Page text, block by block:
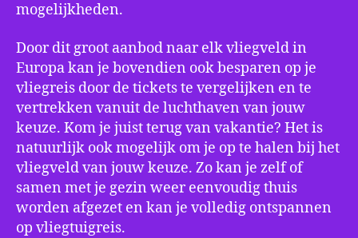
mogelijkheden.
Door dit groot aanbod naar elk vliegveld in
Europa kan je bovendien ook besparen op je
vliegreis door de tickets te vergelijken en te
vertrekken vanuit de luchthaven van jouw
keuze. Kom je juist terug van vakantie? Het is
natuurlijk ook mogelijk om je op te halen bij het
vliegveld van jouw keuze. Zo kan je zelf of
samen met je gezin weer eenvoudig thuis
worden afgezet en kan je volledig ontspannen
op vliegtuigreis.